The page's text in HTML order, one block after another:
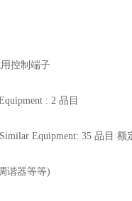
用控制端子
: 2 品目
Equipment: 35 品目
谐器等等)